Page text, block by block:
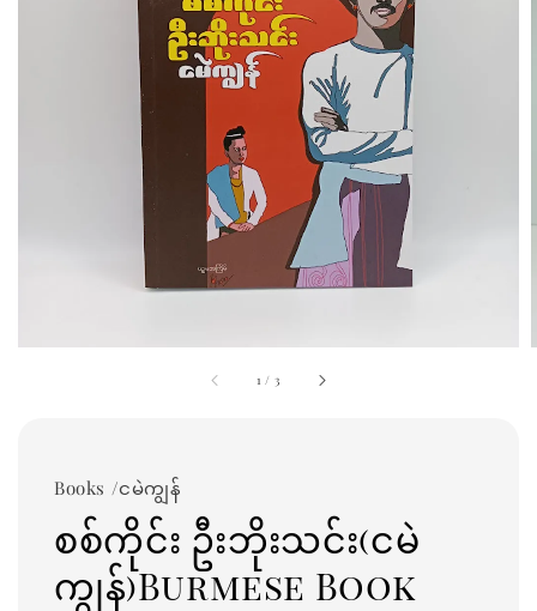
1 / 3
Books /ငမဲကျွန်
စစ်ကိုင်း ဦးဘိုးသင်း(ငမဲ
ကျွန်)Burmese Book